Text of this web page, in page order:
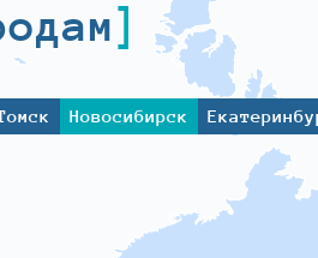
Новосибирск